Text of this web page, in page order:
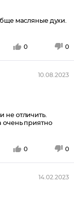
масляные духи.
0 0
10.08.2023
не отличить.
очень приятно
0 0
14.02.2023